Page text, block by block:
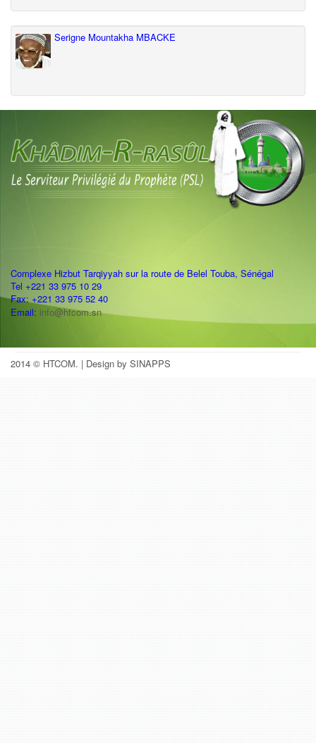
Serigne Mountakha MBACKE
Complexe Hizbut Tarqiyyah sur la route de Belel Touba, Sénégal
Tel +221 33 975 10 29
Fax: +221 33 975 52 40
Email: info@htcom.sn
2014 © HTCOM. | Design by SINAPPS